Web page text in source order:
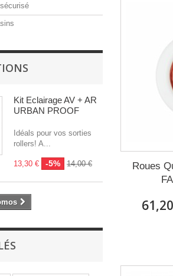
Kit Eclairage AV + AR
URBAN PROOF
Idéals pour vos sorties
rollers! A...
13,30 € -5% 14,00 €
Roues